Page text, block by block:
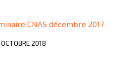
CNAS décembre 2017
2018